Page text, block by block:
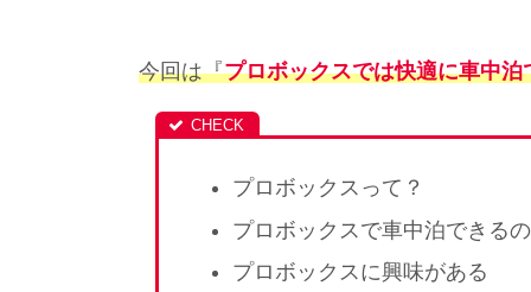
今回は『プロボックスでは快適に車中泊
プロボックスって？
プロボックスで車中泊できる
プロボックスに興味がある